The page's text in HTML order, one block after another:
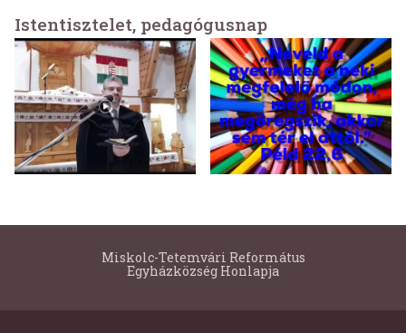
Istentisztelet, pedagógusnap
Miskolc-Tetemvári Református
Egyházközség Honlapja